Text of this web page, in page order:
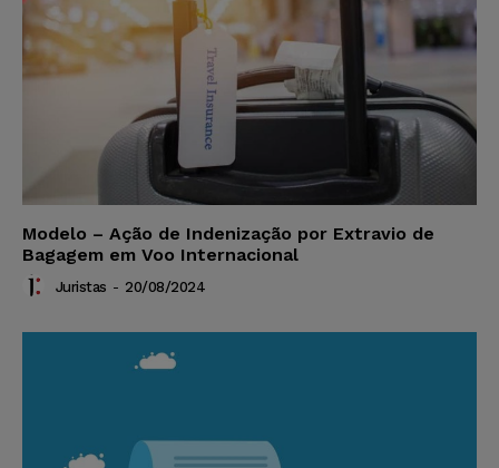
Modelo – Ação de Indenização por Extravio de
Bagagem em Voo Internacional
Juristas - 20/08/2024